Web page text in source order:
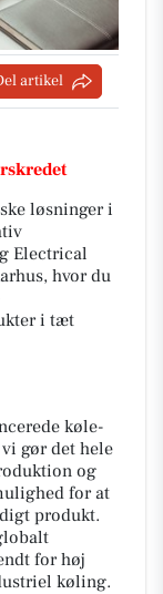
artikel
løsninger i
Electrical
hvor du
i tæt
køle-
gør det hele
og
for at
produkt.
for høj
køling.